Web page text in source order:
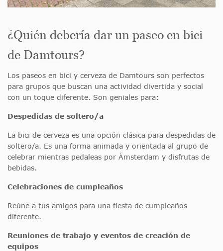
¿Quién debería dar un paseo en bici
de Damtours?
Los paseos en bici y cerveza de Damtours son perfectos
para grupos que buscan una actividad divertida y social
con un toque diferente. Son geniales para:
Despedidas de soltero/a
La bici de cerveza es una opción clásica para despedidas de
soltero/a. Es una forma animada y orientada al grupo de
celebrar mientras pedaleas por Ámsterdam y disfrutas de
bebidas.
Celebraciones de cumpleaños
Reúne a tus amigos para una fiesta de cumpleaños
diferente.
Reuniones de trabajo y eventos de creación de
equipos